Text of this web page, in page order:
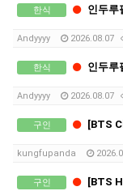
한식 인두루
Andyyyy 2026.08.07
한식 인두루
Andyyyy 2026.08.07
구인 [BTS
kungfupanda
구인 [BTS